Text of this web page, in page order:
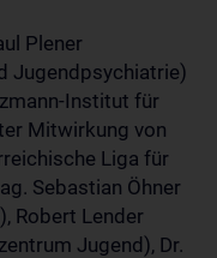
Plener
Jugendpsychiatrie)
Institut für
Mitwirkung von
Liga für
Sebastian Öhner
Robert Lender
Jugend), Dr.